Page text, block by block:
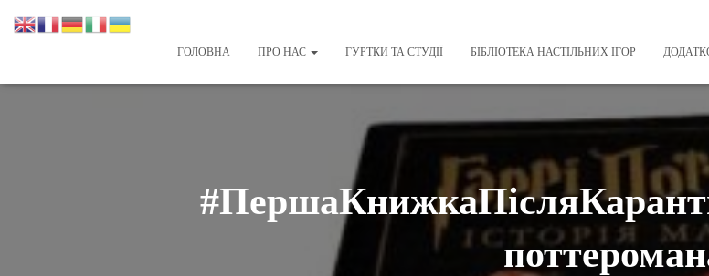
ГОЛОВНА ПРО НАС ГУРТКИ ТА СТУДІЇ БІБЛІОТЕКА НАСТІЛЬНИХ ІГОР